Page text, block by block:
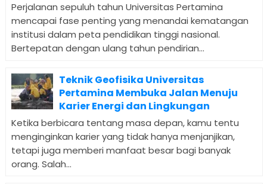
Perjalanan sepuluh tahun Universitas Pertamina
mencapai fase penting yang menandai kematangan
institusi dalam peta pendidikan tinggi nasional.
Bertepatan dengan ulang tahun pendirian...
Teknik Geofisika Universitas
Pertamina Membuka Jalan Menuju
Karier Energi dan Lingkungan
Ketika berbicara tentang masa depan, kamu tentu
menginginkan karier yang tidak hanya menjanjikan,
tetapi juga memberi manfaat besar bagi banyak
orang. Salah...